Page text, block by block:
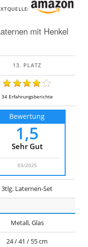
mit Henkel
34 Erfahrungsberichte
Bewertung
1,5
Sehr Gut
03/2025
3tlg. Laternen-Set
Metall, Glas
24 / 41 / 55 cm